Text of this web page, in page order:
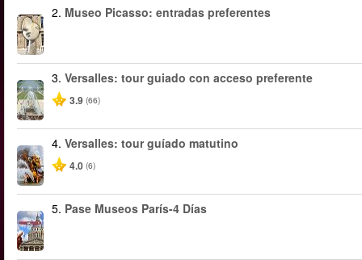
2. Museo Picasso: entradas preferentes
3. Versalles: tour guiado con acceso preferente
3.9 (66)
4. Versalles: tour guíado matutino
4.0 (6)
5. Pase Museos París-4 Días